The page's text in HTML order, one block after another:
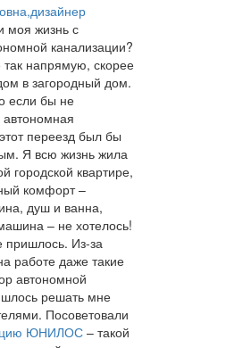
моя жизнь с
канализации?
напрямую, скорее
в загородный дом.
если бы не
переезд был бы
Я всю жизнь жила
городской квартире,
комфорт –
душ и ванна,
– не хотелось!
пришлось. Из-за
работе даже такие
автономной
решать мне
Посоветовали
ЮНИЛОС– такой